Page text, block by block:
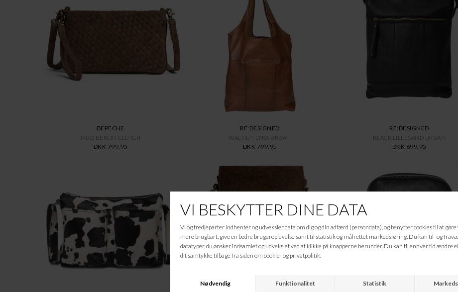
DEPECHE
MUD BERLIN CLUTCH
DKK 799,95
RE:DESIGNED
WALNUT LYRA URBAN
DKK 799,95
RE:DESIGNED
BLACK LILLESAND URBAN
DKK 699,95